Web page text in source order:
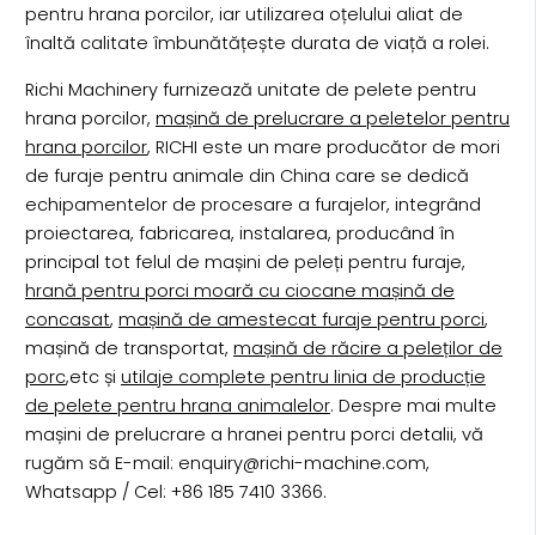
pentru hrana porcilor, iar utilizarea oțelului aliat de
înaltă calitate îmbunătățește durata de viață a rolei.
Richi Machinery furnizează unitate de pelete pentru
hrana porcilor, mașină de prelucrare a peletelor pentru
hrana porcilor, RICHI este un mare producător de mori
de furaje pentru animale din China care se dedică
echipamentelor de procesare a furajelor, integrând
proiectarea, fabricarea, instalarea, producând în
principal tot felul de mașini de peleți pentru furaje,
hrană pentru porci moară cu ciocane mașină de
concasat, mașină de amestecat furaje pentru porci,
mașină de transportat, mașină de răcire a peleților de
porc,etc și utilaje complete pentru linia de producție
de pelete pentru hrana animalelor. Despre mai multe
mașini de prelucrare a hranei pentru porci detalii, vă
rugăm să E-mail: enquiry@richi-machine.com,
Whatsapp / Cel: +86 185 7410 3366.